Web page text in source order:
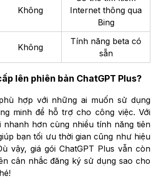
Không
Internet thông qua
Bing
Không
Tính năng beta có
sẵn
lên phiên bản ChatGPT Plus?
hợp với những ai muốn sử dụng
minh để hỗ trợ cho công việc. Với
nhanh hơn cùng nhiều tính năng tiên
bạn tối ưu thời gian cũng như hiệu
vậy, giá gói ChatGPT Plus vẫn còn
cân nhắc đăng ký sử dụng sao cho